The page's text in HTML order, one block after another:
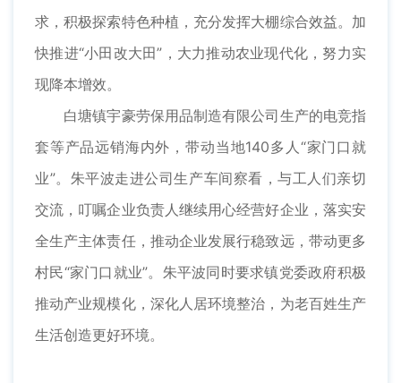
求，积极探索特色种植，充分发挥大棚综合效益。加
快推进“小田改大田”，大力推动农业现代化，努力实
现降本增效。
白塘镇宇豪劳保用品制造有限公司生产的电竞指
套等产品远销海内外，带动当地140多人“家门口就
业”。朱平波走进公司生产车间察看，与工人们亲切
交流，叮嘱企业负责人继续用心经营好企业，落实安
全生产主体责任，推动企业发展行稳致远，带动更多
村民“家门口就业”。朱平波同时要求镇党委政府积极
推动产业规模化，深化人居环境整治，为老百姓生产
生活创造更好环境。